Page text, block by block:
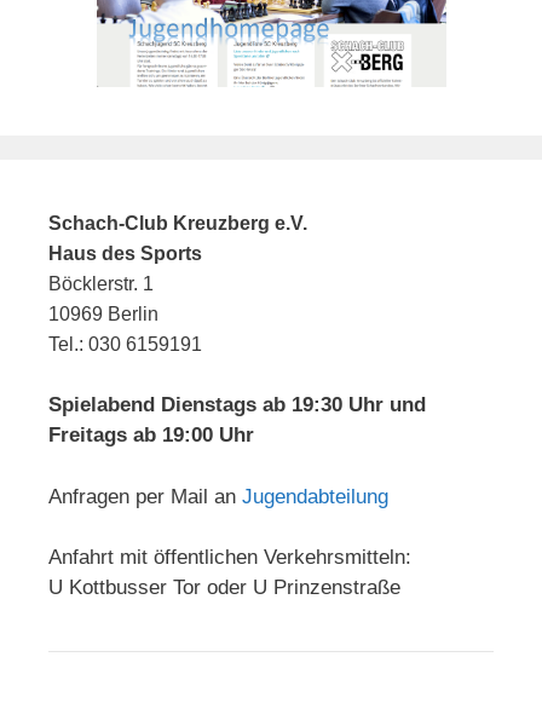
Schach-Club Kreuzberg e.V.
Haus des Sports
Böcklerstr. 1
10969 Berlin
Tel.: 030 6159191
Spielabend Dienstags ab 19:30 Uhr und
Freitags ab 19:00 Uhr
Anfragen per Mail an Jugendabteilung
Anfahrt mit öffentlichen Verkehrsmitteln:
U Kottbusser Tor oder U Prinzenstraße